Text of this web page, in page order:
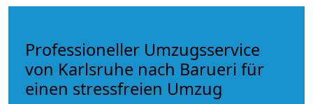
Professioneller Umzugsservice
von Karlsruhe nach Barueri für
einen stressfreien Umzug